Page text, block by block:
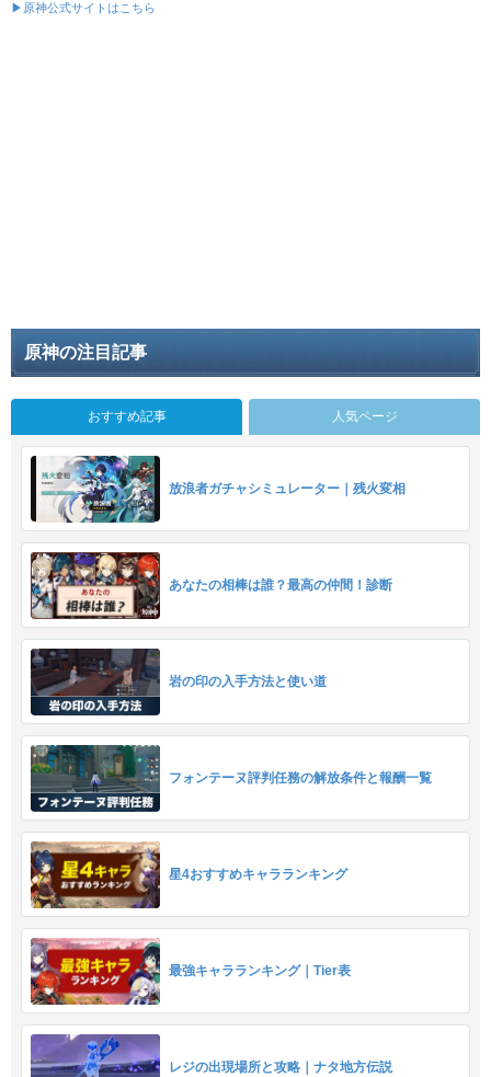
▶原神公式サイトはこちら
原神の注目記事
おすすめ記事 人気ページ
放浪者ガチャシミュレーター｜残火変相
あなたの相棒は誰？最高の仲間！診断
岩の印の入手方法と使い道
フォンテーヌ評判任務の解放条件と報酬一覧
星4おすすめキャラランキング
最強キャラランキング｜Tier表
レジの出現場所と攻略｜ナタ地方伝説